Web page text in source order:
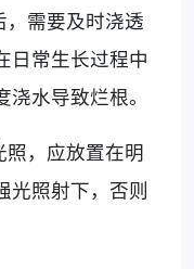
需要及时浇透
日常生长过程中
水导致烂根。
，应放置在明
光照射下，否则